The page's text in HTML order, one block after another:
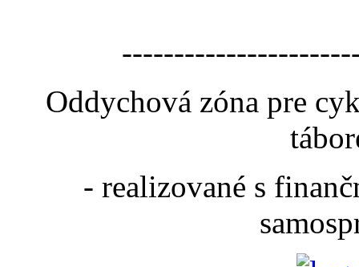
Oddychová zóna pre
- realizované s